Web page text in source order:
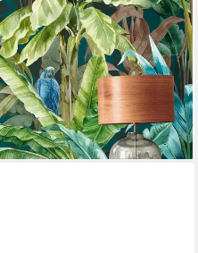
neutral, (1 St), Palmenblätter
Schlafzimmer Küche